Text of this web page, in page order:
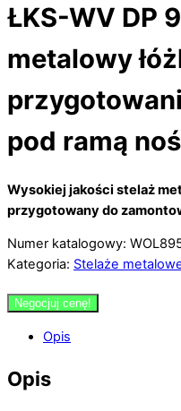
ŁKS-WV DP
metalowy
pod ramą
Wysokiej jakości stelaż
przygotowany do
Numer katalogowy:
Kategoria: Stelaże
Negocjuj cenę!
Opis
Opis